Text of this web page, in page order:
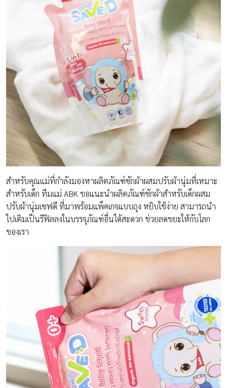
สำหรับคุณแม่ที่กำลังมองหาผลิตภัณฑ์ซักผ้าผสมปรับผ้านุ่มที่เหมาะ
สำหรับเด็ก ทีมแม่ ABK ขอแนะนำผลิตภัณฑ์ซักผ้าสำหรับเด็กผสม
ปรับผ้านุ่มเซฟดี ที่มาพร้อมแพ็คเกจแบบถุง หยิบใช้ง่าย สามารถนำ
ไปเติมเป็นรีฟิลลงในบรรจุภัณฑ์อื่นได้สะดวก ช่วยลดขยะให้กับโลก
ของเรา